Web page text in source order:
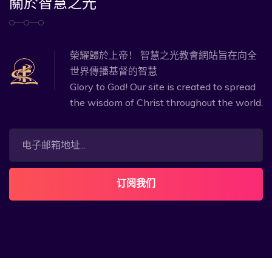
關於智慧之光
榮耀歸於上帝！ 智慧之光教會網站旨在向全
世界傳播基督的智慧
Glory to God! Our site is created to spread
the wisdom of Christ throughout the world.
订阅我们